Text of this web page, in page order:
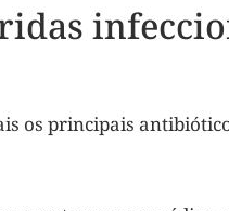
os principais